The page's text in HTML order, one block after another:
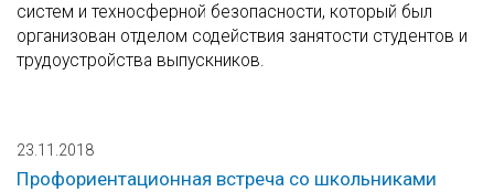
систем и техносферной безопасности, который был
организован отделом содействия занятости студентов и
трудоустройства выпускников.
23.11.2018
Профориентационная встреча со школьниками